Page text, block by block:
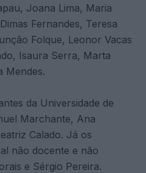
Joana Lima, Maria
Fernandes, Teresa
Folque, Leonor Vacas
Isaura Serra, Marta
Mendes.
da Universidade de
Marchante, Ana
Calado. Já os
não docente e não
e Sérgio Pereira.